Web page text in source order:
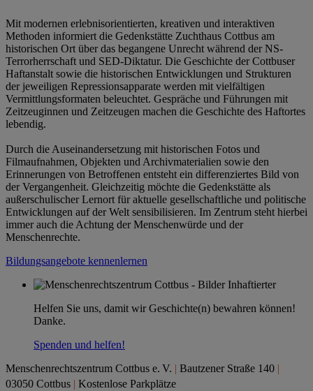
Mit modernen erlebnisorientierten, kreativen und interaktiven
Methoden informiert die Gedenkstätte Zuchthaus Cottbus am
historischen Ort über das begangene Unrecht während der NS-
Terrorherrschaft und SED-Diktatur. Die Geschichte der Cottbuser
Haftanstalt sowie die historischen Entwicklungen und Strukturen
der jeweiligen Repressionsapparate werden mit vielfältigen
Vermittlungsformaten beleuchtet. Gespräche und Führungen mit
Zeitzeuginnen und Zeitzeugen machen die Geschichte des Haftortes
lebendig.
Durch die Auseinandersetzung mit historischen Fotos und
Filmaufnahmen, Objekten und Archivmaterialien sowie den
Erinnerungen von Betroffenen entsteht ein differenziertes Bild von
der Vergangenheit. Gleichzeitig möchte die Gedenkstätte als
außerschulischer Lernort für aktuelle gesellschaftliche und politische
Entwicklungen auf der Welt sensibilisieren. Im Zentrum steht hierbei
immer auch die Achtung der Menschenwürde und der
Menschenrechte.
Bildungsangebote kennenlernen
Helfen Sie uns, damit wir Geschichte(n) bewahren können!
Danke.
Spenden und helfen!
Menschenrechtszentrum Cottbus e. V. | Bautzener Straße 140 |
03050 Cottbus | Kostenlose Parkplätze